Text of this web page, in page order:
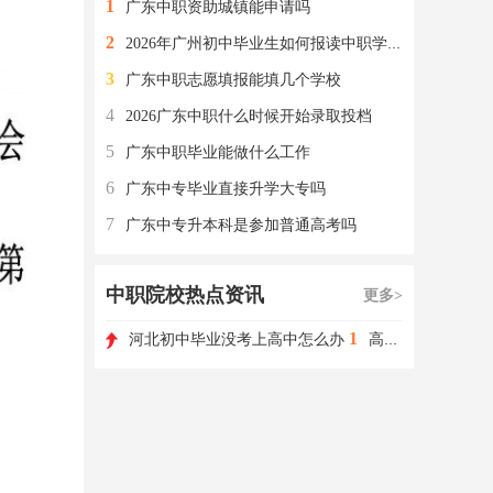
1 广东中职资助城镇能申请吗
2 2026年广州初中毕业生如何报读中职学校？有哪些入读方式？
3 广东中职志愿填报能填几个学校
4 2026广东中职什么时候开始录取投档
5 广东中职毕业能做什么工作
6 广东中专毕业直接升学大专吗
7 广东中专升本科是参加普通高考吗
中职院校热点资讯 更多>
河北初中毕业没考上高中怎么办 1 高职单招如何选择学校和专业?